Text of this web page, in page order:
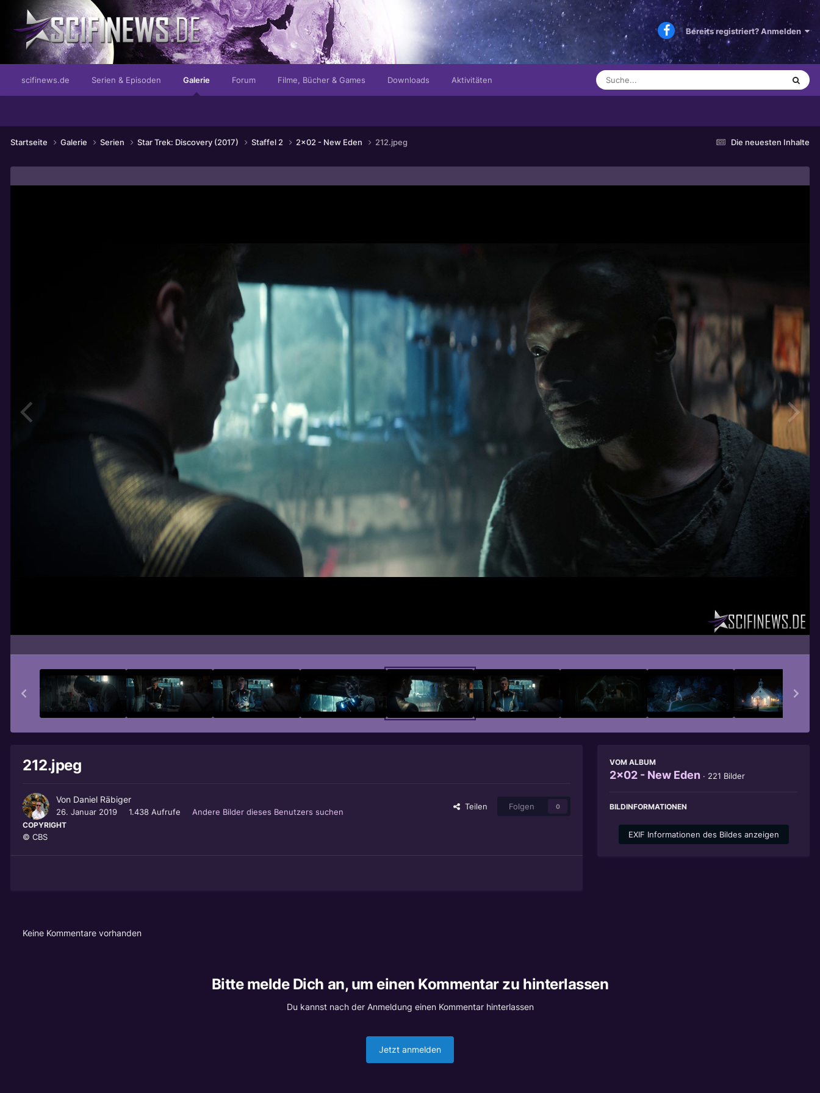
Bereits registriert? Anmelden
scifinews.de Serien & Episoden Galerie Forum Filme, Bücher & Games Downloads Aktivitäten
Die neuesten Inhalte
Startseite Galerie Serien Star Trek: Discovery (2017) Staffel 2 2x02 - New Eden 212.jpeg
212.jpeg
Von Daniel Räbiger
26. Januar 2019 1.438 Aufrufe Andere Bilder dieses Benutzers suchen
Teilen Folgen 0
COPYRIGHT
© CBS
VOM ALBUM
2x02 - New Eden · 221 Bilder
BILDINFORMATIONEN
EXIF Informationen des Bildes anzeigen
Keine Kommentare vorhanden
Bitte melde Dich an, um einen Kommentar zu hinterlassen
Du kannst nach der Anmeldung einen Kommentar hinterlassen
Jetzt anmelden